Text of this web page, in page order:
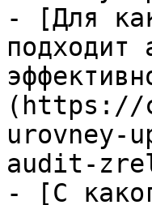
- [Для
подходит
(https://
urovney-
audit-
- [С